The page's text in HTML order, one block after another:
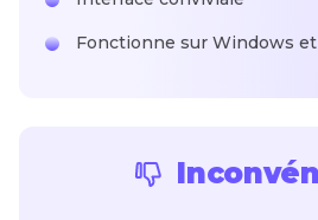
Fonctionne sur Windows